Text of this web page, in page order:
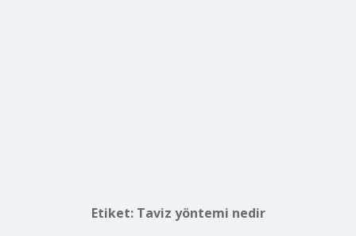
Etiket: Taviz yöntemi nedir